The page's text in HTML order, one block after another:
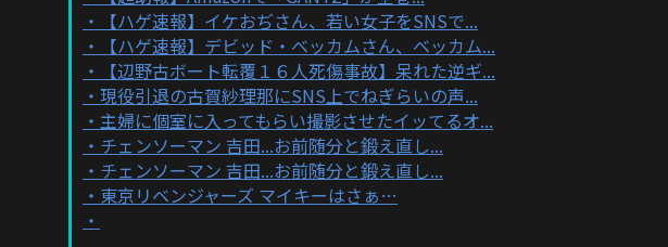
【ハゲ速報】イケおぢさん、若い女子をSNSで...
【ハゲ速報】デビッド・ベッカムさん、ベッカム...
【辺野古ボート転覆１６人死傷事故】呆れた逆ギ...
現役引退の古賀紗理那にSNS上でねぎらいの声...
主婦に個室に入ってもらい撮影させたイッてるオ...
チェンソーマン 吉田...お前随分と鍛え直し...
チェンソーマン 吉田...お前随分と鍛え直し...
東京リベンジャーズ マイキーはさぁ…